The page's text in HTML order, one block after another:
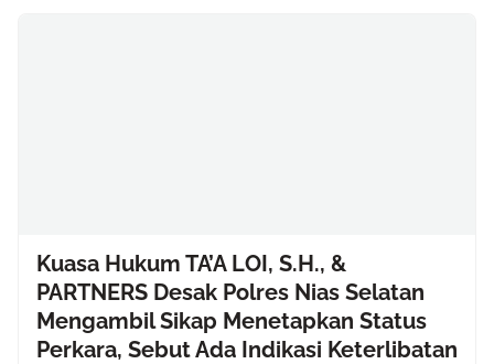
Kuasa Hukum TA’A LOI, S.H., &
PARTNERS Desak Polres Nias Selatan
Mengambil Sikap Menetapkan Status
Perkara, Sebut Ada Indikasi Keterlibatan